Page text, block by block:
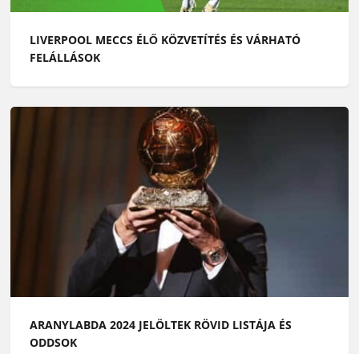
LIVERPOOL MECCS ÉLŐ KÖZVETÍTÉS ÉS VÁRHATÓ
FELÁLLÁSOK
ARANYLABDA 2024 JELÖLTEK RÖVID LISTÁJA ÉS
ODDSOK